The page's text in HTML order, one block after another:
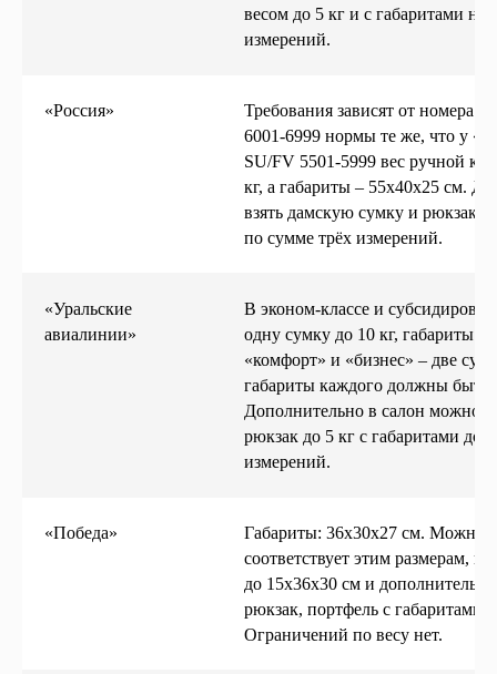
весом до 5 кг и с габаритами
измерений.
«Россия»
Требования зависят от номера
6001-6999 нормы те же, что у
SU/FV 5501-5999 вес ручной
кг, а габариты – 55х40х25 см.
взять дамскую сумку и рюкзак
по сумме трёх измерений.
«Уральские
авиалинии»
В эконом-классе и
одну сумку до 10 кг, габариты
«комфорт» и «бизнес» – две
габариты каждого должны быть
Дополнительно в салон можно
рюкзак до 5 кг с габаритами до
измерений.
«Победа»
Габариты: 36х30х27 см. Можно
соответствует этим размерам,
до 15х36х30 см и
рюкзак, портфель с габаритами
Ограничений по весу нет.